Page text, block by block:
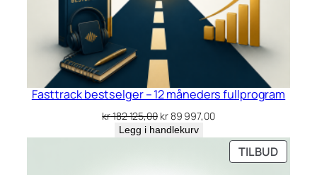
Fasttrack bestselger – 12 måneders fullprogram
kr182 125,00 Opprinnelig
pris
kr89 997,00Nåværende
er:
Legg i handlekurv
TILBUD
PÅ